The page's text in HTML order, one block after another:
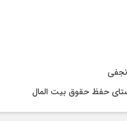
حفظ حقوق بیت المال